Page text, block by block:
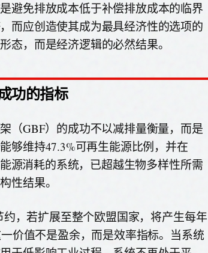
避免排放成本低于补偿排放成本的临界
而应创造使其成为最具经济性的选项的
态，而是经济逻辑的必然结果。
功的指标
（GBF）的成功不以减排量衡量，而是
够维持47.3%可再生能源比例，并在
源消耗的系统，已超越生物多样性所需
性结果。
，若扩展至整个欧盟国家，将产生每年
价值不是盈余，而是效率指标。当系统